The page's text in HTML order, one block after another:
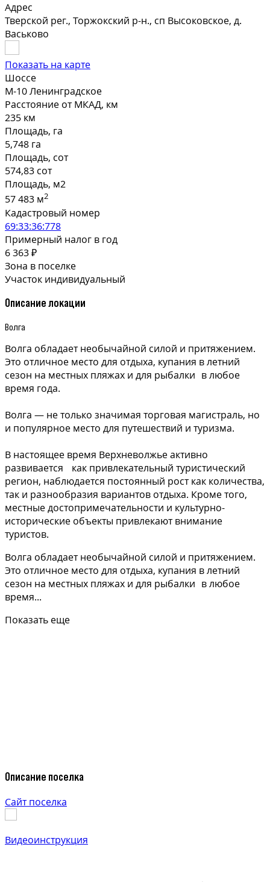
Адрес
Тверской рег., Торжокский р-н., сп Высоковское, д.
Васьково
Показать на карте
Шоссе
М-10 Ленинградское
Расстояние от МКАД, км
235 км
Площадь, га
5,748 га
Площадь, сот
574,83 сот
Площадь, м2
57 483 м2
Кадастровый номер
69:33:36:778
Примерный налог в год
6 363 ₽
Зона в поселке
Участок индивидуальный
Описание локации
Волга
Волга обладает необычайной силой и притяжением.
Это отличное место для отдыха, купания в летний
сезон на местных пляжах и для рыбалки в любое
время года.
Волга — не только значимая торговая магистраль, но
и популярное место для путешествий и туризма.
В настоящее время Верхневолжье активно
развивается как привлекательный туристический
регион, наблюдается постоянный рост как количества,
так и разнообразия вариантов отдыха. Кроме того,
местные достопримечательности и культурно-
исторические объекты привлекают внимание
туристов.
Волга обладает необычайной силой и притяжением.
Это отличное место для отдыха, купания в летний
сезон на местных пляжах и для рыбалки в любое
время...
Показать еще
Описание поселка
Сайт поселка
Видеоинструкция